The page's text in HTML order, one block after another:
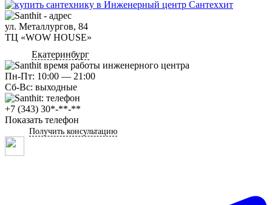
ул. Металлургов, 84
ТЦ «WOW HOUSE»
Екатеринбург
Пн-Пт: 10:00 — 21:00
Сб-Вс: выходные
+7 (343) 30*-**-**
Показать телефон
Получить консультацию